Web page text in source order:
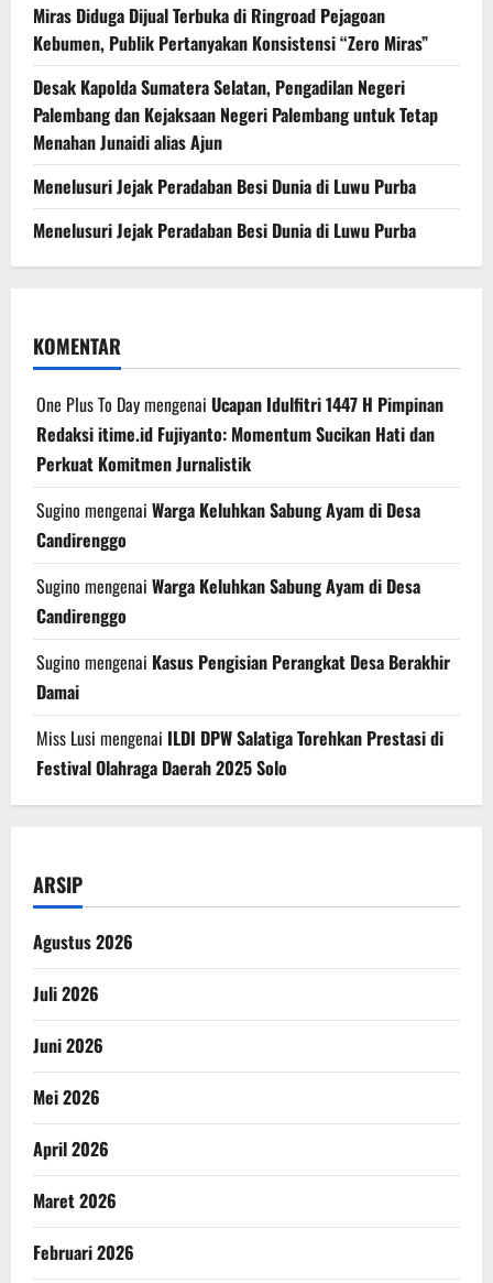
Miras Diduga Dijual Terbuka di Ringroad Pejagoan
Kebumen, Publik Pertanyakan Konsistensi “Zero Miras”
Desak Kapolda Sumatera Selatan, Pengadilan Negeri
Palembang dan Kejaksaan Negeri Palembang untuk Tetap
Menahan Junaidi alias Ajun
Menelusuri Jejak Peradaban Besi Dunia di Luwu Purba
Menelusuri Jejak Peradaban Besi Dunia di Luwu Purba
KOMENTAR
One Plus To Daymengenai Ucapan Idulfitri 1447 H Pimpinan
Redaksi itime.id Fujiyanto: Momentum Sucikan Hati dan
Perkuat Komitmen Jurnalistik
Sugino mengenai Warga Keluhkan Sabung Ayam di Desa
Candirenggo
Sugino mengenai Warga Keluhkan Sabung Ayam di Desa
Candirenggo
Sugino mengenai Kasus Pengisian Perangkat Desa Berakhir
Damai
Miss Lusi mengenai ILDI DPW Salatiga Torehkan Prestasi di
Festival Olahraga Daerah 2025 Solo
ARSIP
Agustus 2026
Juli 2026
Juni 2026
Mei 2026
April 2026
Maret 2026
Februari 2026